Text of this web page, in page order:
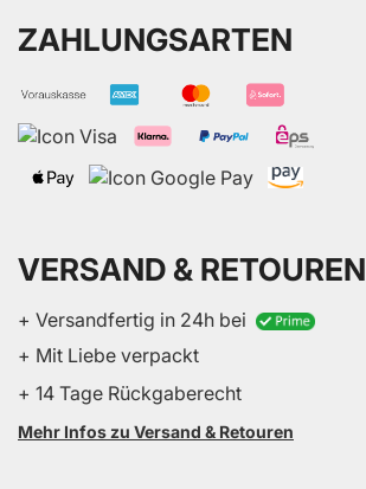
ZAHLUNGSARTEN
VERSAND & RETOUREN
+ Versandfertig in 24h bei
+ Mit Liebe verpackt
+ 14 Tage Rückgaberecht
Mehr Infos zu Versand & Retouren